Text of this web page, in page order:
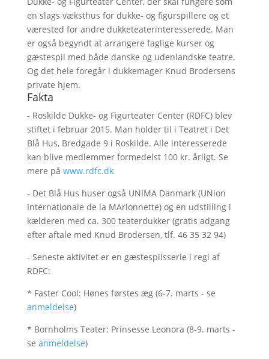
en slags væksthus for dukke- og figurspillere og et
værested for andre dukketeaterinteresserede. Man
er også begyndt at arrangere faglige kurser og
gæstespil med både danske og udenlandske teatre.
Og det hele foregår i dukkemager Knud Brodersens
private hjem.
Fakta
- Roskilde Dukke- og Figurteater Center (RDFC) blev
stiftet i februar 2015. Man holder til i Teatret i Det
Blå Hus, Bredgade 9 i Roskilde. Alle interesserede
kan blive medlemmer formedelst 100 kr. årligt. Se
mere på www.rdfc.dk
- Det Blå Hus huser også UNIMA Danmark (UNion
Internationale de la MArionnette) og en udstilling i
kælderen med ca. 300 teaterdukker (gratis adgang
efter aftale med Knud Brodersen, tlf. 46 35 32 94)
- Seneste aktivitet er en gæstespilsserie i regi af
RDFC:
* Faster Cool: Hønes førstes æg (6-7. marts - se
anmeldelse)
* Bornholms Teater: Prinsesse Leonora (8-9. marts -
se anmeldelse)